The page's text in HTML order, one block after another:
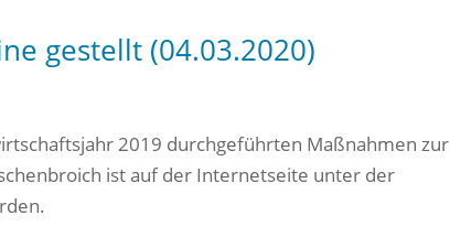
gestellt (04.03.2020)
2019 durchgeführten Maßnahmen zur
ist auf der Internetseite unter der